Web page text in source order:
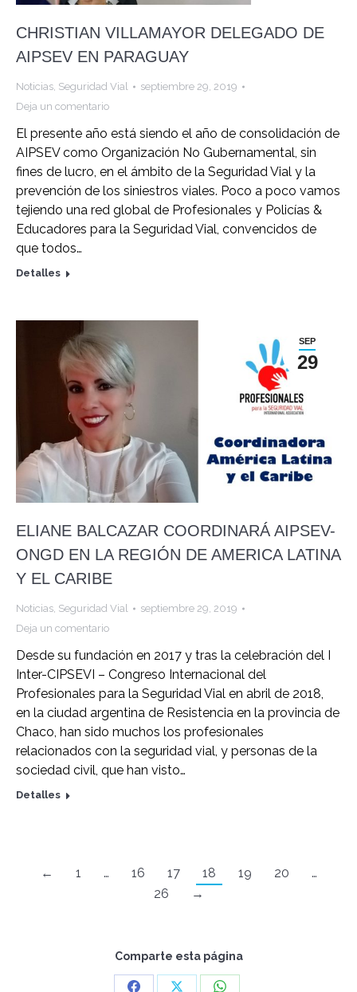
CHRISTIAN VILLAMAYOR DELEGADO DE
AIPSEV EN PARAGUAY
Noticias, Seguridad Vial
septiembre 29, 2019
Deja un comentario
El presente año está siendo el año de consolidación de
AIPSEV como Organización No Gubernamental, sin
fines de lucro, en el ámbito de la Seguridad Vial y la
prevención de los siniestros viales. Poco a poco vamos
tejiendo una red global de Profesionales y Policías &
Educadores para la Seguridad Vial, convencidos de
que todos…
Detalles
SEP
29
ELIANE BALCAZAR COORDINARÁ AIPSEV-
ONGD EN LA REGIÓN DE AMERICA LATINA
Y EL CARIBE
Noticias, Seguridad Vial
septiembre 29, 2019
Deja un comentario
Desde su fundación en 2017 y tras la celebración del I
Inter-CIPSEVI – Congreso Internacional del
Profesionales para la Seguridad Vial en abril de 2018,
en la ciudad argentina de Resistencia en la provincia de
Chaco, han sido muchos los profesionales
relacionados con la seguridad vial, y personas de la
sociedad civil, que han visto…
Detalles
← 1 … 16 17 18 19 20
…
26
→
Comparte esta página